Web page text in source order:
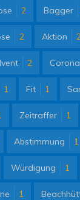
2 Bagger
2 Aktion
2 Corona
1 Fit 1
Zeitraffer 1
Abstimmung 1
Würdigung 1
1